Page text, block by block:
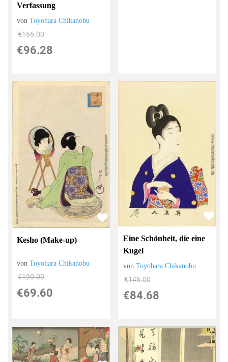
Verfassung
vonToyohara Chikanobu
€166.00
€96.28
Kesho (Make-up)
vonToyohara Chikanobu
€120.00
€69.60
Eine Schönheit, die eine
Kugel
vonToyohara Chikanobu
€146.00
€84.68